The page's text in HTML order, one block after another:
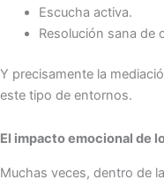
Escucha activa.
Resolución sana de
Y precisamente la
este tipo de entornos.
El impacto emocional de
Muchas veces, dentro de